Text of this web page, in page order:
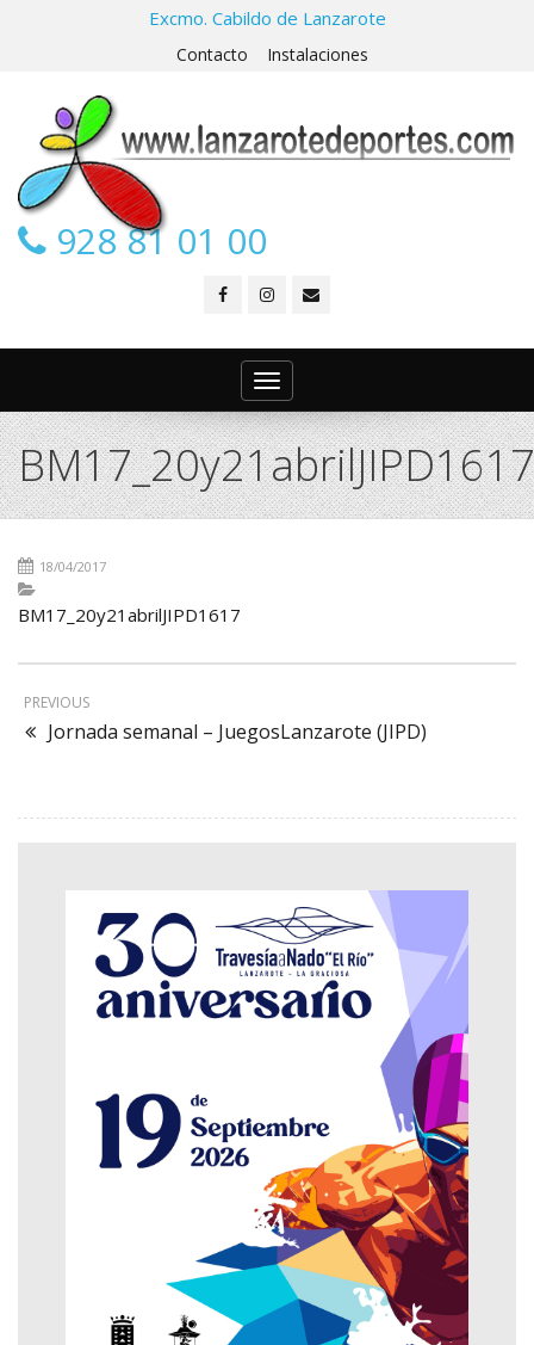
Excmo. Cabildo de Lanzarote
Contacto Instalaciones
928 81 01 00
Toggle
navigation
BM17_20y21abrilJIPD1617
18/04/2017
BM17_20y21abrilJIPD1617
PREVIOUS
Jornada semanal – JuegosLanzarote (JIPD)